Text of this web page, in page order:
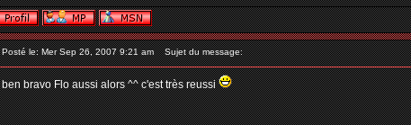
Posté le: Mer Sep 26, 2007 9:21 am Sujet du message:
ben bravo Flo aussi alors ^^ c'est très reussi